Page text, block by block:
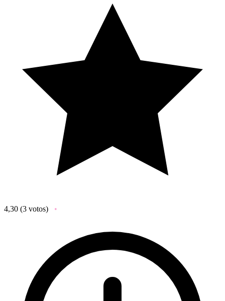
4,30 (3 votos)